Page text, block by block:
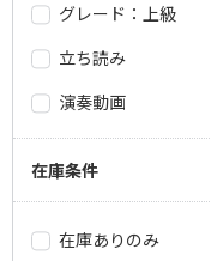
グレード：上級
立ち読み
演奏動画
在庫条件
在庫ありのみ